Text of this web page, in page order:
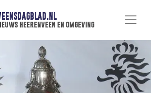
heerenveen en omgeving